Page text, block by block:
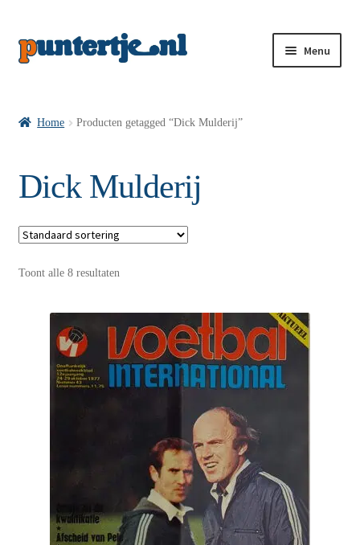
Menu
VI’s met Posters
Wie is puntertje
Home Producten getagged “Dick Mulderij”
Dick Mulderij
Toont alle 8 resultaten